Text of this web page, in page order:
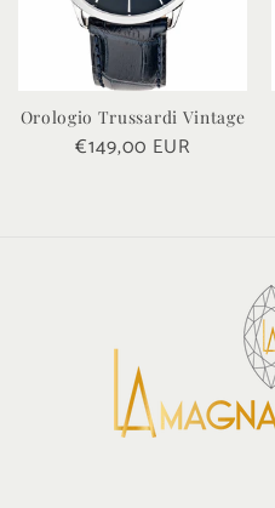
Orologio Trussardi Vintage
Prezzo
€149,00 EUR